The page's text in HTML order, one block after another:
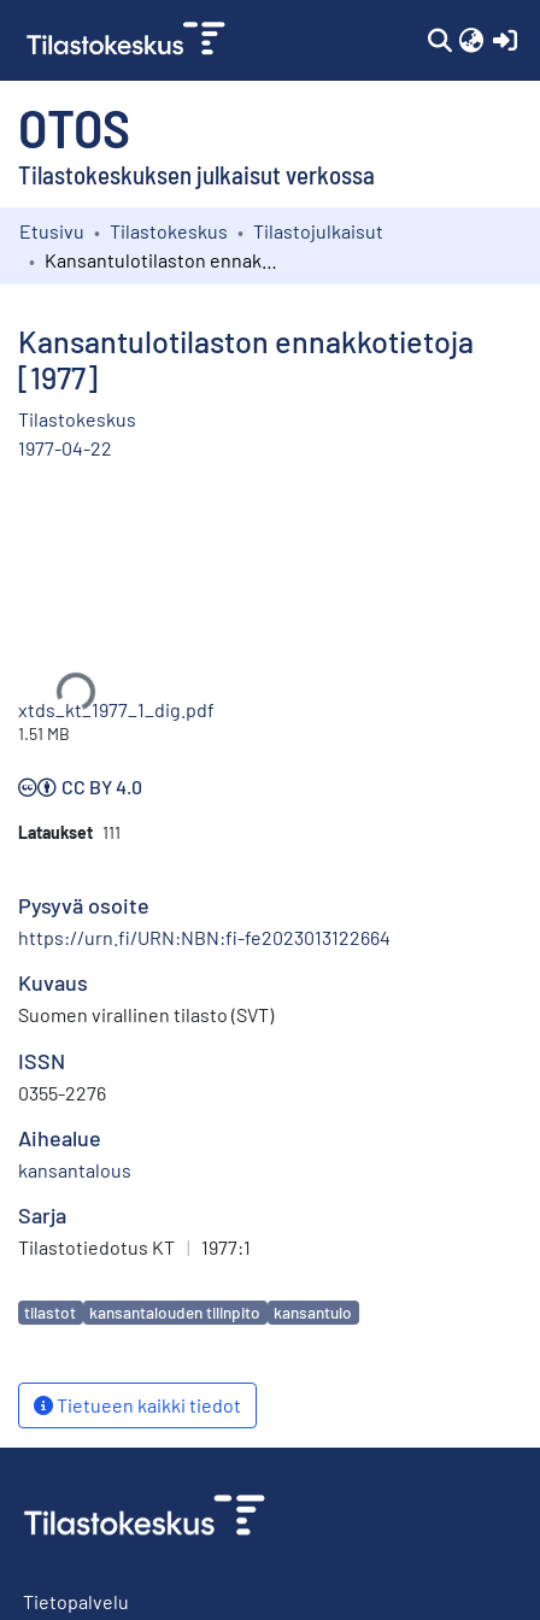
OTOS
Tilastokeskuksen julkaisut verkossa
Kokoelmat
Etusivu Tilastokeskus
Tilastojulkaisut
Kansantulotilaston ennakkotietoja
[1977]
Tilastokeskus
1977-04-22
Ladataan...
xtds_kt_1977_1_dig.pdf
1.51 MB
CC BY 4.0
Lataukset 111
Pysyvä osoite
https://urn.fi/URN:NBN:fi-fe2023013122664
Kuvaus
Suomen virallinen tilasto (SVT)
ISSN
0355-2276
Aihealue
kansantalous
Sarja
Tilastotiedotus KT | 1977:1
Avainsanat
tilastot kansantalouden tilinpito kansantulo
Tietueen kaikki tiedot
Tietopalvelu